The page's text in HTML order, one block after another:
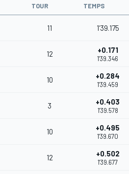
TOUR TEMPS
11 1'39.175
12 +0.171
1'39.346
10 +0.284
1'39.459
3 +0.403
1'39.578
10 +0.495
1'39.670
12 +0.502
1'39.677